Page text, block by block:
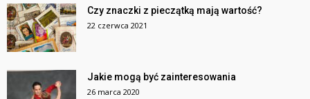
Czy znaczki z pieczątką mają wartość?
22 czerwca 2021
Jakie mogą być zainteresowania
26 marca 2020